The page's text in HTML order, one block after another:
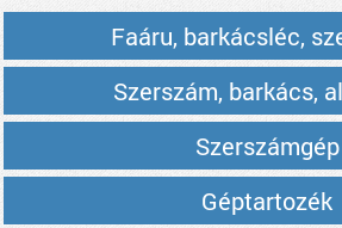
Faáru, barkácsléc,
Szerszám, barkács,
Szerszámgép
Géptartozék